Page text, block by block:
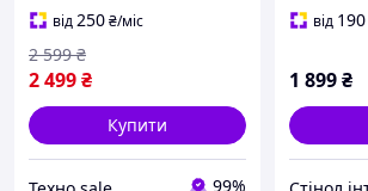
від250₴/міс
2 499₴
2 599 ₴
Купити
99%
від 190
1 899₴